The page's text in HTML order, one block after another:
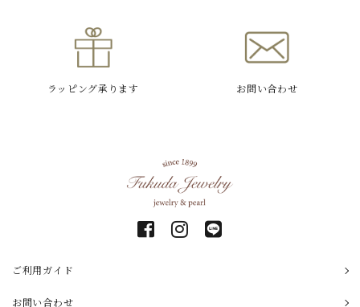
ラッピング承ります お問い合わせ
ご利用ガイド
お問い合わせ